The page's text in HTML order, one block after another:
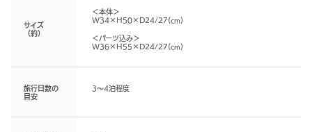
サイズ
（約）
＜本体＞
W34×H50×D24/27(cm)
＜パーツ込み＞
W36×H55×D24/27(cm)
旅行日数の
目安
3～4泊程度